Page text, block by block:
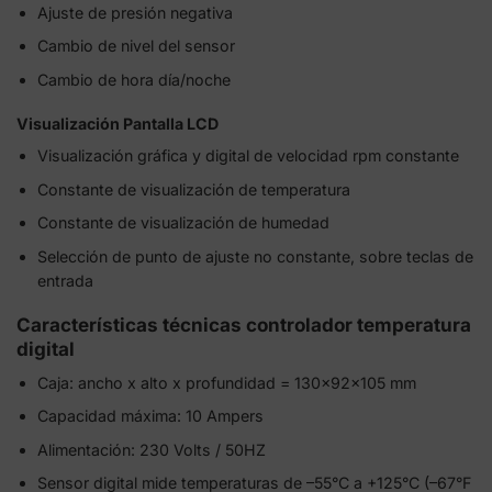
Ajuste de presión negativa
Cambio de nivel del sensor
Cambio de hora día/noche
Visualización Pantalla LCD
Visualización gráfica y digital de velocidad rpm constante
Constante de visualización de temperatura
Constante de visualización de humedad
Selección de punto de ajuste no constante, sobre teclas de
entrada
Características técnicas controlador temperatura
digital
Caja: ancho x alto x profundidad = 130x92x105 mm
Capacidad máxima: 10 Ampers
Alimentación: 230 Volts / 50HZ
Sensor digital mide temperaturas de –55°C a +125°C (–67°F